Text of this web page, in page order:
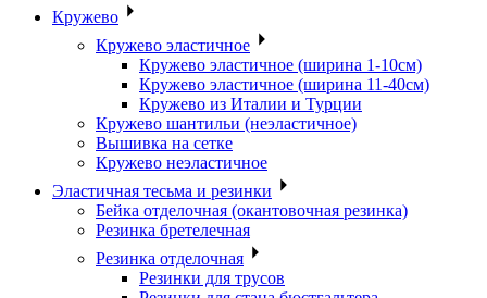
Кружево
Кружево эластичное
Кружево эластичное (ширина 1-10см)
Кружево эластичное (ширина 11-40см)
Кружево из Италии и Турции
Кружево шантильи (неэластичное)
Вышивка на сетке
Кружево неэластичное
Эластичная тесьма и резинки
Бейка отделочная (окантовочная резинка)
Резинка бретелечная
Резинка отделочная
Резинки для трусов